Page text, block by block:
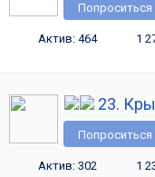
Попроситься
Актив: 464 1
23.
Попроситься
Актив: 302 1